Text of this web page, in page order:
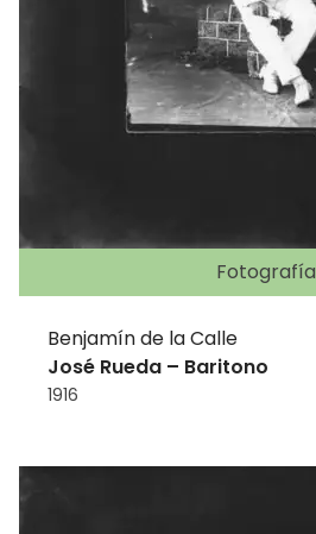
Fotografía
Benjamín de la Calle
José Rueda – Baritono
1916